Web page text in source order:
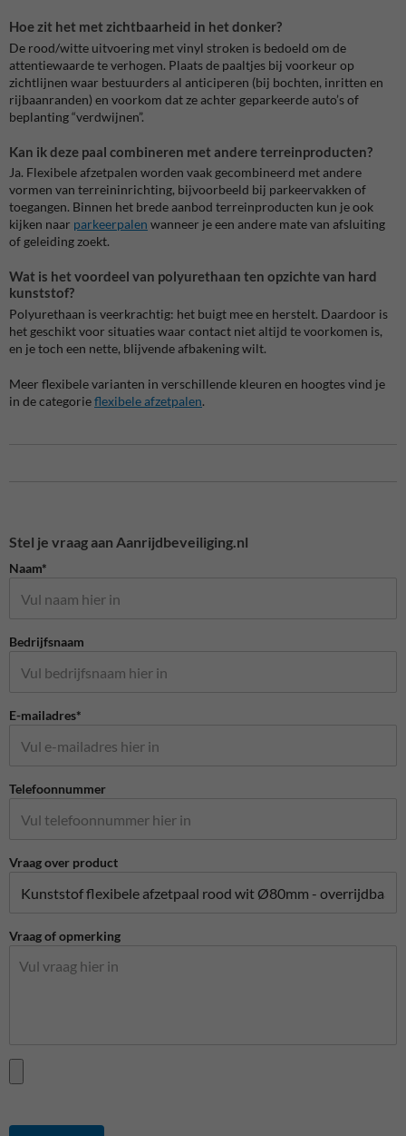
Hoe zit het met zichtbaarheid in het donker?
De rood/witte uitvoering met vinyl stroken is bedoeld om de
attentiewaarde te verhogen. Plaats de paaltjes bij voorkeur op
zichtlijnen waar bestuurders al anticiperen (bij bochten, inritten en
rijbaanranden) en voorkom dat ze achter geparkeerde auto’s of
beplanting “verdwijnen”.
Kan ik deze paal combineren met andere terreinproducten?
Ja. Flexibele afzetpalen worden vaak gecombineerd met andere
vormen van terreininrichting, bijvoorbeeld bij parkeervakken of
toegangen. Binnen het brede aanbod terreinproducten kun je ook
kijken naar parkeerpalen wanneer je een andere mate van afsluiting
of geleiding zoekt.
Wat is het voordeel van polyurethaan ten opzichte van hard
kunststof?
Polyurethaan is veerkrachtig: het buigt mee en herstelt. Daardoor is
het geschikt voor situaties waar contact niet altijd te voorkomen is,
en je toch een nette, blijvende afbakening wilt.
Meer flexibele varianten in verschillende kleuren en hoogtes vind je
in de categorieflexibele afzetpalen.
Stel je vraag aan Aanrijdbeveiliging.nl
Naam*
Bedrijfsnaam
E-mailadres*
Telefoonnummer
Vraag over product
Vraag of opmerking